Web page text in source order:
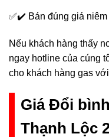
✅✔️ Bán đúng giá niêm
Nếu khách hàng thấy
ngay hotline của cúng
cho khách hàng gas
Giá Đổi
Thạnh Lộc